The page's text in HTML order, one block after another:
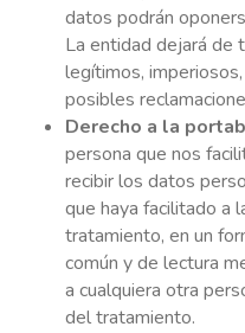
datos podrán
La entidad dejará de
legítimos,
posibles
Derecho a la
persona que nos
recibir los datos
que haya facilitado a
tratamiento, en un
común y de lectura
a cualquiera otra
del tratamiento.